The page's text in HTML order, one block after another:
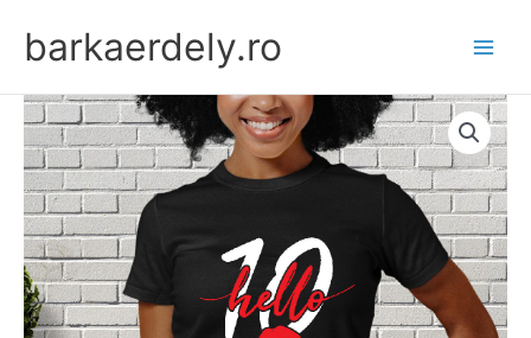
contentbarkaerdely.ro